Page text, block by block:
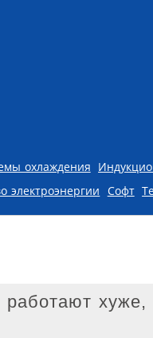
охлаждения
электроэнергии Софт
работают хуже,